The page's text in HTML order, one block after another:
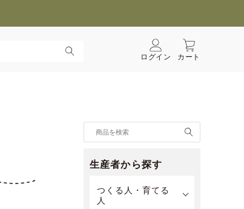
ログイン カート
生産者から探す
つくる人・育てる
人